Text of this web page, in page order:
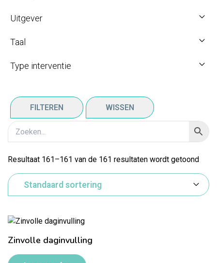
Uitgever
Taal
Type interventie
FILTEREN WISSEN
Resultaat 161–161 van de 161 resultaten wordt getoond
Zinvolle daginvulling